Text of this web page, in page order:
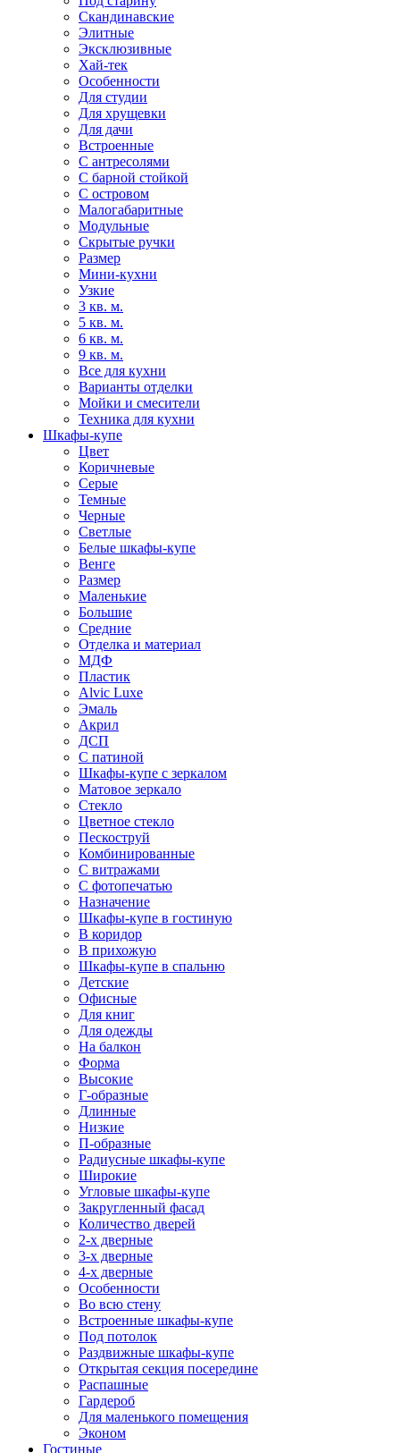
Скандинавские
Элитные
Эксклюзивные
Хай-тек
Особенности
Для студии
Для хрущевки
Для дачи
Встроенные
С антресолями
С барной стойкой
С островом
Малогабаритные
Модульные
Скрытые ручки
Размер
Мини-кухни
Узкие
3 кв. м.
5 кв. м.
6 кв. м.
9 кв. м.
Все для кухни
Варианты отделки
Мойки и смесители
Техника для кухни
Шкафы-купе
Цвет
Коричневые
Серые
Темные
Черные
Светлые
Белые шкафы-купе
Венге
Размер
Маленькие
Большие
Средние
Отделка и материал
МДФ
Пластик
Alvic Luxe
Эмаль
Акрил
ДСП
С патиной
Шкафы-купе с зеркалом
Матовое зеркало
Стекло
Цветное стекло
Пескоструй
Комбинированные
С витражами
С фотопечатью
Назначение
Шкафы-купе в гостиную
В коридор
В прихожую
Шкафы-купе в спальню
Детские
Офисные
Для книг
Для одежды
На балкон
Форма
Высокие
Г-образные
Длинные
Низкие
П-образные
Радиусные шкафы-купе
Широкие
Угловые шкафы-купе
Закругленный фасад
Количество дверей
2-х дверные
3-х дверные
4-х дверные
Особенности
Во всю стену
Встроенные шкафы-купе
Под потолок
Раздвижные шкафы-купе
Открытая секция посередине
Распашные
Гардероб
Для маленького помещения
Эконом
Гостиные